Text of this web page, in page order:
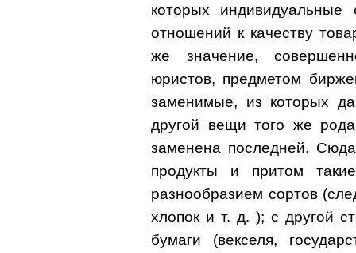
которых
отношений к качеству
же значение,
юристов, предметом
заменимые, из которых
другой вещи того же
заменена последней.
продукты и притом
разнообразием сортов
хлопок и т. д. ); с другой
бумаги (векселя,